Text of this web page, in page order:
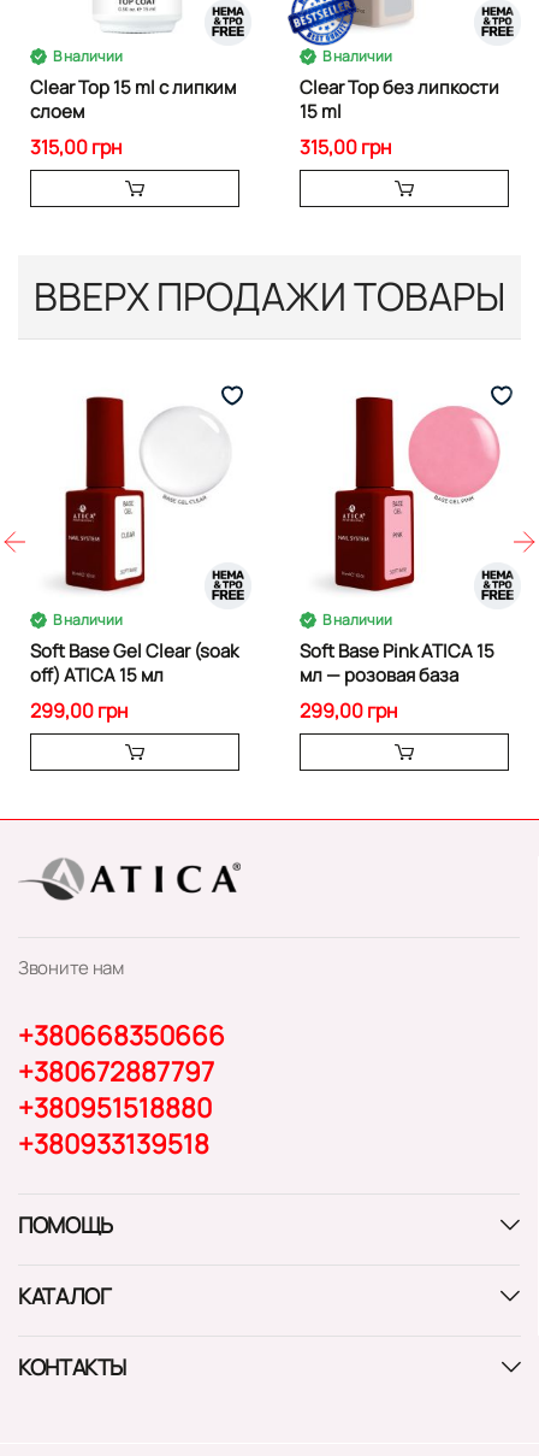
В наличии
Clear Top 15 ml с липким
слоем
315,00 грн
В наличии
Clear Top без липкости
15 ml
315,00 грн
ВВЕРХ ПРОДАЖИ ТОВАРЫ
В наличии
Soft Base Gel Clear (soak
off) ATICA 15 мл
299,00 грн
В наличии
Soft Base Pink ATICA 15
мл — розовая база
299,00 грн
Звоните нам
+380668350666
+380672887797
+380951518880
+380933139518
ПОМОЩЬ
КАТАЛОГ
КОНТАКТЫ